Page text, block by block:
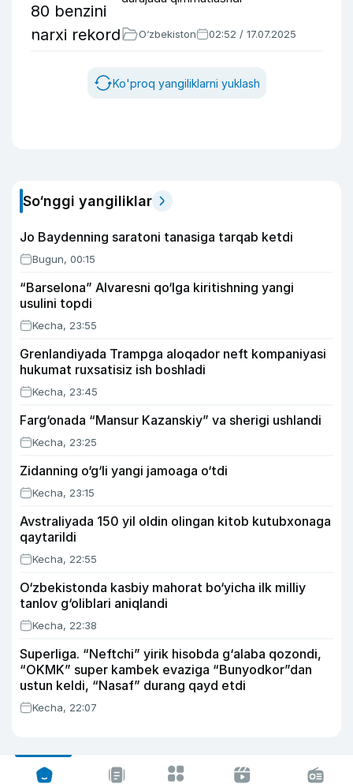
O‘zbekiston 02:52 / 17.07.2025
Ko'proq yangiliklarni yuklash
So‘nggi yangiliklar
Jo Baydenning saratoni tanasiga tarqab ketdi
Bugun, 00:15
“Barselona” Alvaresni qo‘lga kiritishning yangi
usulini topdi
Kecha, 23:55
Grenlandiyada Trampga aloqador neft kompaniyasi
hukumat ruxsatisiz ish boshladi
Kecha, 23:45
Farg‘onada “Mansur Kazanskiy” va sherigi ushlandi
Kecha, 23:25
Zidanning o‘g‘li yangi jamoaga o‘tdi
Kecha, 23:15
Avstraliyada 150 yil oldin olingan kitob kutubxonaga
qaytarildi
Kecha, 22:55
O‘zbekistonda kasbiy mahorat bo‘yicha ilk milliy
tanlov g‘oliblari aniqlandi
Kecha, 22:38
Superliga. “Neftchi” yirik hisobda g‘alaba qozondi,
“OKMK” super kambek evaziga “Bunyodkor”dan
ustun keldi, “Nasaf” durang qayd etdi
Kecha, 22:07